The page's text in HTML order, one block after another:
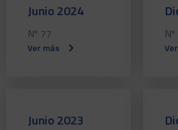
Junio 2024
Nº 77
Ver más
Junio 2023